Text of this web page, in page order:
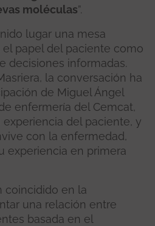
moléculas”.
lugar una mesa
papel del paciente como
decisiones informadas.
la conversación ha
de Miguel Ángel
enfermería del Cemcat,
experiencia del paciente, y
con la enfermedad,
experiencia en primera
coincidido en la
una relación entre
basada en el